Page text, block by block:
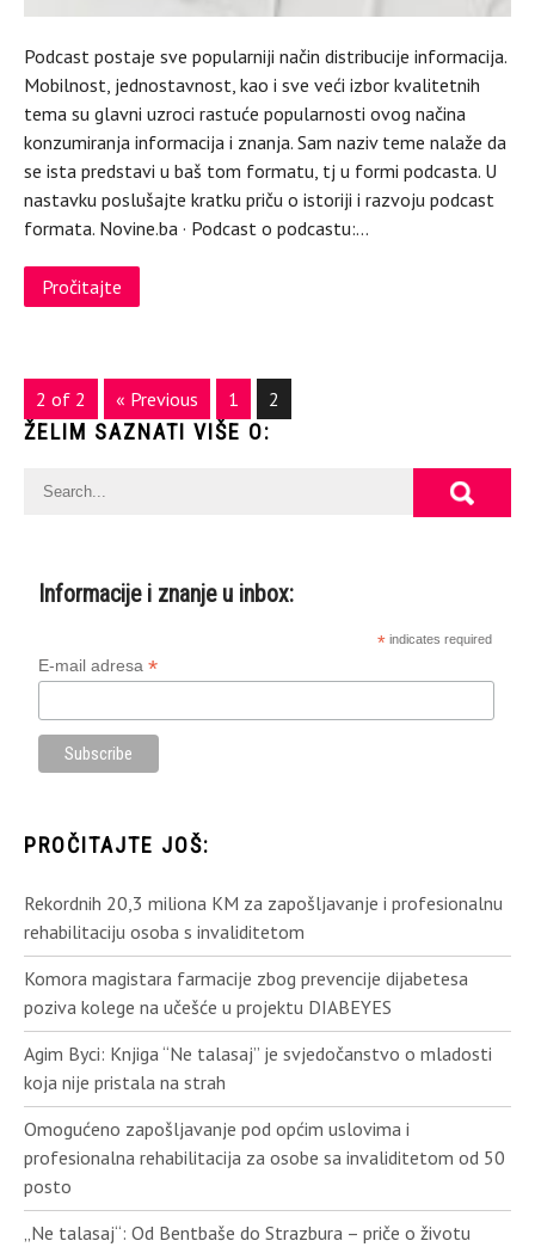
Podcast postaje sve popularniji način distribucije informacija.
Mobilnost, jednostavnost, kao i sve veći izbor kvalitetnih
tema su glavni uzroci rastuće popularnosti ovog načina
konzumiranja informacija i znanja. Sam naziv teme nalaže da
se ista predstavi u baš tom formatu, tj u formi podcasta. U
nastavku poslušajte kratku priču o istoriji i razvoju podcast
formata. Novine.ba · Podcast o podcastu:…
Pročitajte
2 of 2 « Previous 1 2
ŽELIM SAZNATI VIŠE O:
Informacije i znanje u inbox:
* indicates required
E-mail adresa*
PROČITAJTE JOŠ:
Rekordnih 20,3 miliona KM za zapošljavanje i profesionalnu
rehabilitaciju osoba s invaliditetom
Komora magistara farmacije zbog prevencije dijabetesa
poziva kolege na učešće u projektu DIABEYES
Agim Byci: Knjiga “Ne talasaj” je svjedočanstvo o mladosti
koja nije pristala na strah
Omogućeno zapošljavanje pod općim uslovima i
profesionalna rehabilitacija za osobe sa invaliditetom od 50
posto
„Ne talasaj“: Od Bentbaše do Strazbura – priče o životu